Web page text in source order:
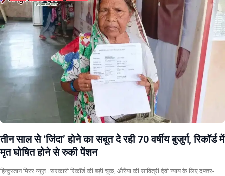
तीन साल से ‘जिंदा’ होने का सबूत दे रही 70 वर्षीय बुजुर्ग, रिकॉर्ड में
मृत घोषित होने से रुकी पेंशन
हिन्दुस्तान मिरर न्यूज़ : सरकारी रिकॉर्ड की बड़ी चूक, औरैया की सावित्री देवी न्याय के लिए दफ्तर-